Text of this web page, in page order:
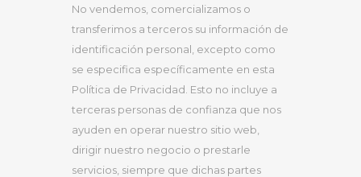
No vendemos, comercializamos o
transferimos a terceros su información de
identificación personal, excepto como
se especifica específicamente en esta
Política de Privacidad. Esto no incluye a
terceras personas de confianza que nos
ayuden en operar nuestro sitio web,
dirigir nuestro negocio o prestarle
servicios, siempre que dichas partes